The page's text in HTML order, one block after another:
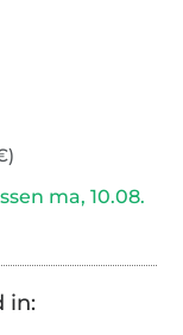
ma, 10.08.
in: